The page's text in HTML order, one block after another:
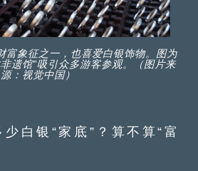
富象征之一，也喜爱白银饰物。图为
遗馆”吸引众多游客参观。（图片来
源：视觉中国）
银“家底”？算不算“富